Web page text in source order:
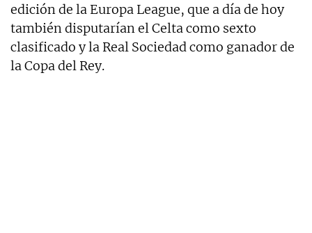
edición de la Europa League, que a día de hoy
también disputarían el Celta como sexto
clasificado y la Real Sociedad como ganador de
la Copa del Rey.